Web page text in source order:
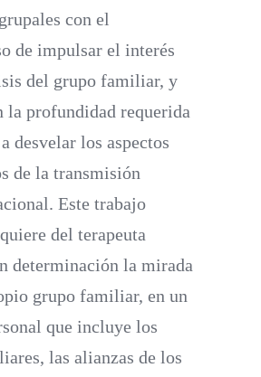
con el
de impulsar el interés
del grupo familiar, y
la profundidad requerida
desvelar los aspectos
de la transmisión
Este trabajo
del terapeuta
determinación la mirada
grupo familiar, en un
que incluye los
las alianzas de los